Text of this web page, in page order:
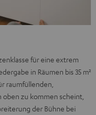
für eine extrem
in Räumen bis 35 m²
raumfüllenden,
zu kommen scheint,
der Bühne bei